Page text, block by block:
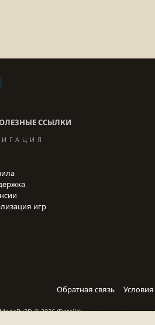
ССЫЛКИ
игр
Обратная связь
MadeBy2D© 2026 (Details)